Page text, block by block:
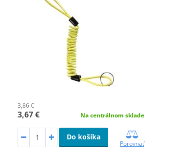
3,86 €
3,67 € Na centrálnom sklade
Do košíka
Porovnať